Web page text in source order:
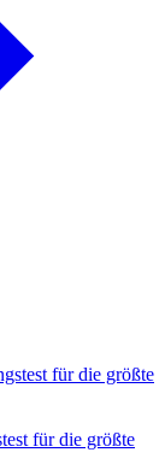
für die größte